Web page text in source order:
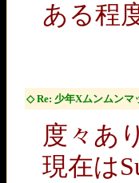
ある程
◇ Re: 少年Xムンムンマ
度々あ
現在は